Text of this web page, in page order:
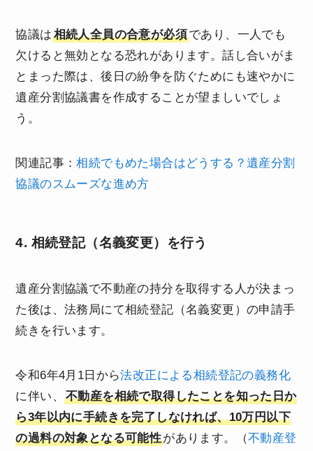
協議は相続人全員の合意が必須であり、一人でも
欠けると無効となる恐れがあります。話し合いがま
とまった際は、後日の紛争を防ぐためにも速やかに
遺産分割協議書を作成することが望ましいでしょ
う。
関連記事：相続でもめた場合はどうする？遺産分割
協議のスムーズな進め方
4. 相続登記（名義変更）を行う
遺産分割協議で不動産の持分を取得する人が決まっ
た後は、法務局にて相続登記（名義変更）の申請手
続きを行います。
令和6年4月1日から法改正による相続登記の義務化
に伴い、不動産を相続で取得したことを知った日か
ら3年以内に手続きを完了しなければ、10万円以下
の過料の対象となる可能性があります。（不動産登